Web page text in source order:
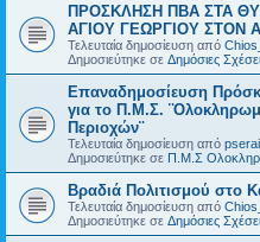
ΠΡΟΣΚΛΗΣΗ ΠΒΑ ΣΤΑ
ΑΓΙΟΥ ΓΕΩΡΓΙΟΥ ΣΤΟΝ
Τελευταία δημοσίευση από
Δημοσιεύτηκε σε Δημόσιες
Επαναδημοσίευση
για το Π.Μ.Σ.
Περιοχών¨
Τελευταία δημοσίευση από
Δημοσιεύτηκε σε Π.Μ.Σ
Βραδιά Πολιτισμού στο
Τελευταία δημοσίευση από
Δημοσιεύτηκε σε Δημόσιες